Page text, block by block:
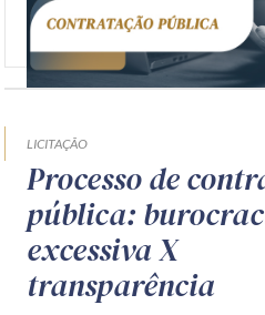
LICITAÇÃO
Processo de
pública:
excessiva X
transparência